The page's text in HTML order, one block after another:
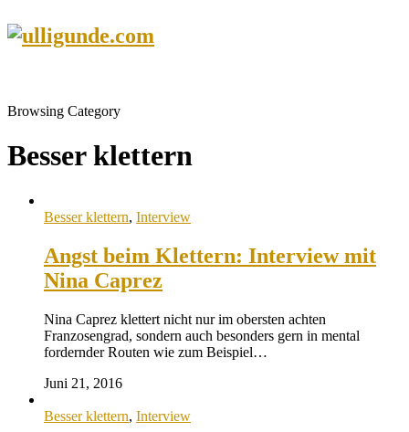
Browsing Category
Besser klettern
Besser klettern, Interview
Angst beim Klettern: Interview mit
Nina Caprez
Nina Caprez klettert nicht nur im obersten achten
Franzosengrad, sondern auch besonders gern in mental
fordernder Routen wie zum Beispiel…
Juni 21, 2016
Besser klettern, Interview